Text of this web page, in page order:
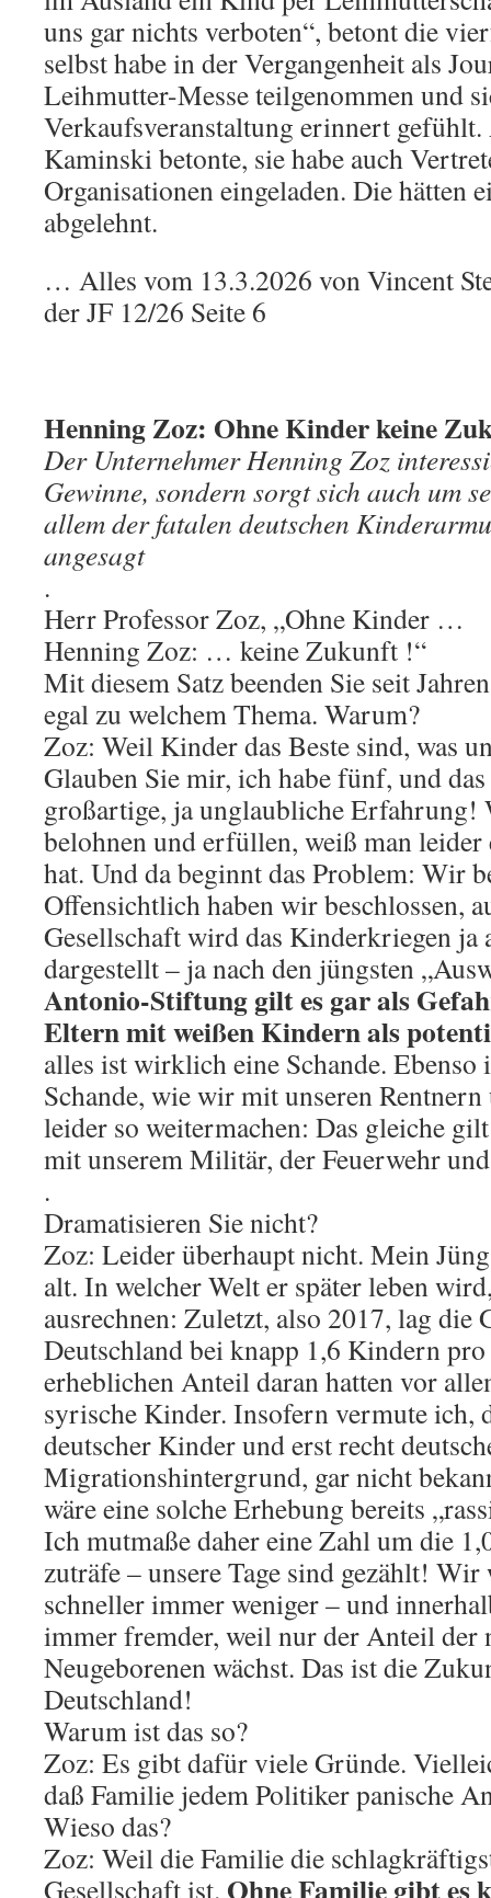
uns gar nichts verboten“, betont die
selbst habe in der Vergangenheit als
Leihmutter-Messe teilgenommen und
Verkaufsveranstaltung erinnert
Kaminski betonte, sie habe auch
Organisationen eingeladen. Die hätten
abgelehnt.
… Alles vom 13.3.2026 von Vincent
der JF 12/26 Seite 6
Henning Zoz: Ohne Kinder keine
Der Unternehmer Henning Zoz
Gewinne, sondern sorgt sich auch um
allem der fatalen deutschen
angesagt
.
Herr Professor Zoz, „Ohne Kinder …
Henning Zoz: … keine Zukunft !“
Mit diesem Satz beenden Sie seit
egal zu welchem Thema. Warum?
Zoz: Weil Kinder das Beste sind, was
Glauben Sie mir, ich habe fünf, und
großartige, ja unglaubliche Erfahrung!
belohnen und erfüllen, weiß man leider
hat. Und da beginnt das Problem: Wir
Offensichtlich haben wir beschlossen,
Gesellschaft wird das Kinderkriegen ja
dargestellt – ja nach den jüngsten
Antonio-Stiftung gilt es gar als
Eltern mit weißen Kindern als
alles ist wirklich eine Schande. Ebenso
Schande, wie wir mit unseren
leider so weitermachen: Das gleiche
mit unserem Militär, der Feuerwehr
.
Dramatisieren Sie nicht?
Zoz: Leider überhaupt nicht. Mein
alt. In welcher Welt er später leben
ausrechnen: Zuletzt, also 2017, lag die
Deutschland bei knapp 1,6 Kindern
erheblichen Anteil daran hatten vor
syrische Kinder. Insofern vermute ich,
deutscher Kinder und erst recht
Migrationshintergrund, gar nicht
wäre eine solche Erhebung bereits
Ich mutmaße daher eine Zahl um die
zuträfe – unsere Tage sind gezählt!
schneller immer weniger – und
immer fremder, weil nur der Anteil der
Neugeborenen wächst. Das ist die
Deutschland!
Warum ist das so?
Zoz: Es gibt dafür viele Gründe.
daß Familie jedem Politiker panische
Wieso das?
Zoz: Weil die Familie die
Gesellschaft ist. Ohne Familie gibt es